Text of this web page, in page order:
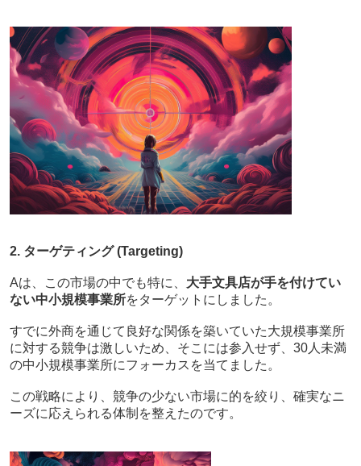
2. ターゲティング (Targeting)
Aは、この市場の中でも特に、 大手文具店が手を付けてい
ない中小規模事業所をターゲットにしました。
すでに外商を通じて良好な関係を築いていた大規模事業所
に対する競争は激しいため、そこには参入せず、30人未満
の中小規模事業所にフォーカスを当てました。
この戦略により、競争の少ない市場に的を絞り、確実なニ
ーズに応えられる体制を整えたのです。